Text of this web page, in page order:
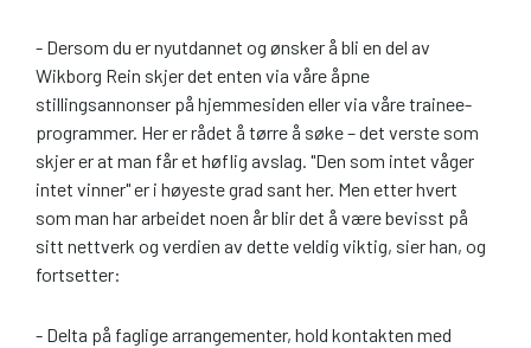
- Dersom du er nyutdannet og ønsker å bli en del av
Wikborg Rein skjer det enten via våre åpne
stillingsannonser på hjemmesiden eller via våre trainee-
programmer. Her er rådet å tørre å søke – det verste som
skjer er at man får et høflig avslag. "Den som intet våger
intet vinner" er i høyeste grad sant her. Men etter hvert
som man har arbeidet noen år blir det å være bevisst på
sitt nettverk og verdien av dette veldig viktig, sier han, og
fortsetter:
- Delta på faglige arrangementer, hold kontakten med